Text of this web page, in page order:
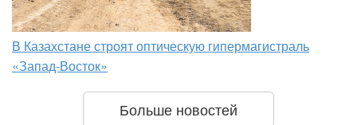
В Казахстане строят оптическую гипермагистраль
«Запад-Восток»
Больше новостей